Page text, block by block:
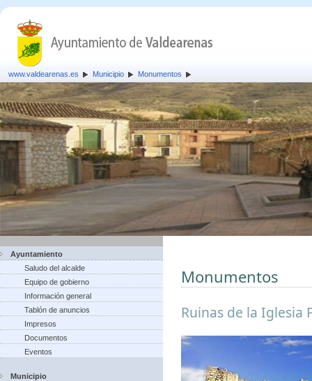
www.valdearenas.es Municipio Monumentos
Ayuntamiento
Saludo del alcalde
Equipo de gobierno
Información general
Tablón de anuncios
Impresos
Documentos
Eventos
Municipio
Monumentos
Ruinas de la